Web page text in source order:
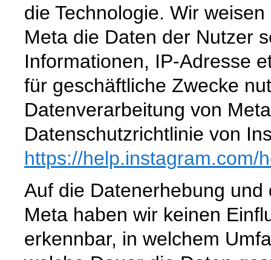
die Technologie. Wir
Meta die Daten der Nutzer
Informationen, IP-Adresse
für geschäftliche Zwecke
Datenverarbeitung von
Datenschutzrichtlinie von
https://help.instagram.com/
Auf die Datenerhebung
Meta haben wir keinen
erkennbar, in welchem